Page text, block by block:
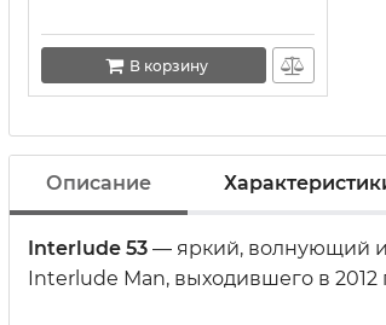
В корзину
Описание
Interlude 53 — яркий, волнующий
Interlude Man, выходившего в